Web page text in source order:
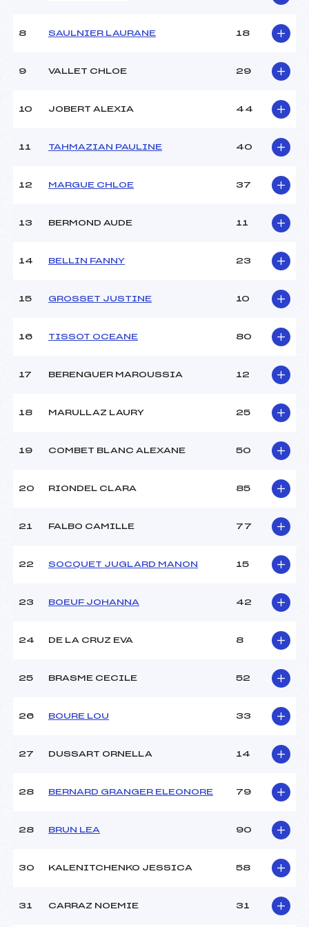
IRION LEA (SA)
Ouvreurs C :
CUNY THIBAULT (SA)
OLIVIERI CAMILLE (SA)
beau
Ouvreurs B :
Ouvreurs D :
Température arrivée :
2
Ben
8 SAULNIER LAURANE 18
9 VALLET CHLOE 29
10 JOBERT ALEXIA 44
11 TAHMAZIAN PAULINE 40
12 MARGUE CHLOE 37
13 BERMOND AUDE 11
14 BELLIN FANNY 23
15 GROSSET JUSTINE 10
16 TISSOT OCEANE 80
17 BERENGUER MAROUSSIA 12
18 MARULLAZ LAURY 25
19 COMBET BLANC ALEXANE 50
20 RIONDEL CLARA 85
21 FALBO CAMILLE 77
22 SOCQUET JUGLARD MANON 15
23 BOEUF JOHANNA 42
24 DE LA CRUZ EVA 8
25 BRASME CECILE 52
26 BOURE LOU 33
27 DUSSART ORNELLA 14
28 BERNARD GRANGER ELEONORE 79
28 BRUN LEA 90
30 KALENITCHENKO JESSICA 58
31 CARRAZ NOEMIE 31